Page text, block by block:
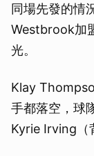
同場先發的情
Westbrook加
光。
Klay
手都落空，球
Kyrie Irving（